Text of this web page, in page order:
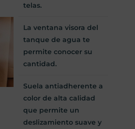
telas.
La ventana visora del
tanque de agua te
permite conocer su
cantidad.
Suela antiadherente a
color de alta calidad
que permite un
deslizamiento suave y